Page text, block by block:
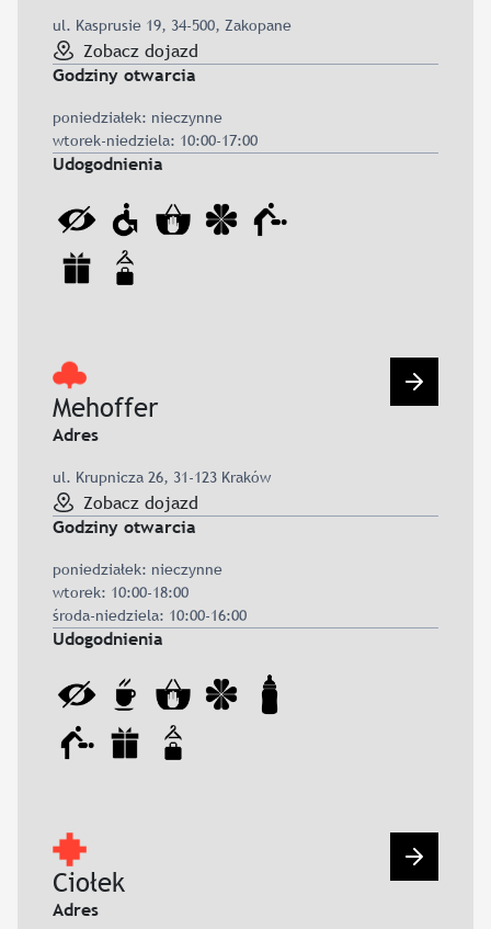
ul. Kasprusie 19, 34-500, Zakopane
Zobacz dojazd
Godziny otwarcia
poniedziałek: nieczynne
wtorek-niedziela: 10:00-17:00
Udogodnienia
Mehoffer
Adres
ul. Krupnicza 26, 31-123 Kraków
Zobacz dojazd
Godziny otwarcia
poniedziałek: nieczynne
wtorek: 10:00-18:00
środa-niedziela: 10:00-16:00
Udogodnienia
Przejdź
Ciołek
Adres
Przejdź